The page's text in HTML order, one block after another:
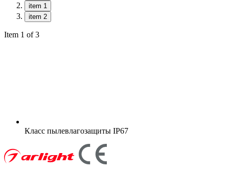
item 1
item 2
Item 1 of 3
Класс пылевлагозащиты IP67